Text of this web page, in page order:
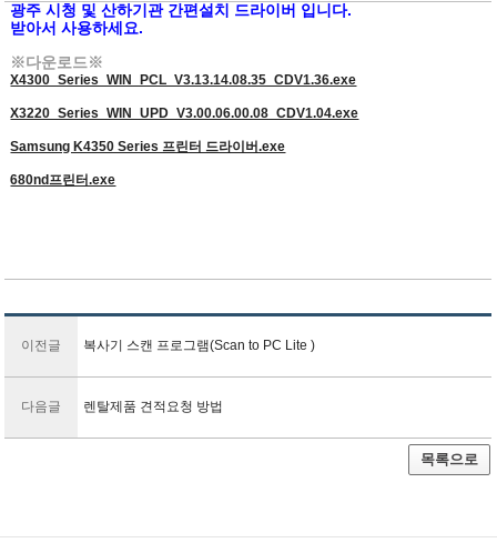
광주 시청 및 산하기관 간편설치 드라이버 입니다.
받아서 사용하세요.
※다운로드※
X4300_Series_WIN_PCL_V3.13.14.08.35_CDV1.36.exe
X3220_Series_WIN_UPD_V3.00.06.00.08_CDV1.04.exe
Samsung K4350 Series 프린터 드라이버.exe
680nd프린터.exe
이전글 복사기 스캔 프로그램(Scan to PC Lite )
다음글 렌탈제품 견적요청 방법
목록으로